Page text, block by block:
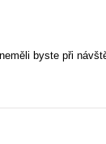
byste při